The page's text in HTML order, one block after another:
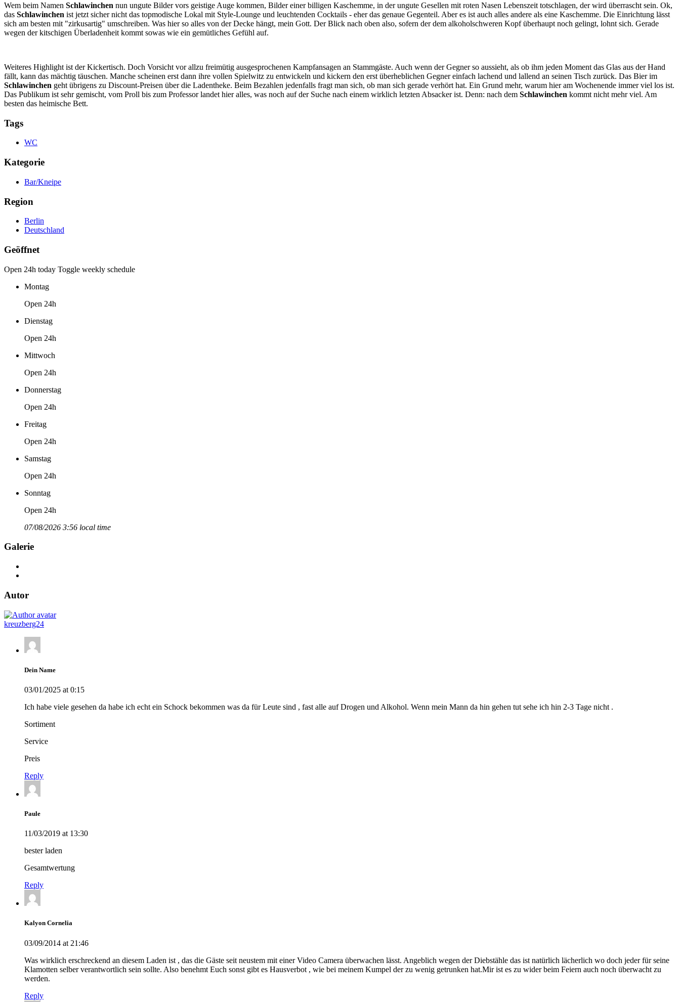
Wem beim Namen Schlawinchen nun ungute Bilder vors geistige Auge kommen, Bilder einer billigen Kaschemme, in der ungute Gesellen mit roten Nasen Lebenszeit totschlagen, der wird überrascht sein. Ok,
das Schlawinchen ist jetzt sicher nicht das topmodische Lokal mit Style-Lounge und leuchtenden Cocktails - eher das genaue Gegenteil. Aber es ist auch alles andere als eine Kaschemme. Die Einrichtung lässt
sich am besten mit "zirkusartig" umschreiben. Was hier so alles von der Decke hängt, mein Gott. Der Blick nach oben also, sofern der dem alkoholschweren Kopf überhaupt noch gelingt, lohnt sich. Gerade
wegen der kitschigen Überladenheit kommt sowas wie ein gemütliches Gefühl auf.
Weiteres Highlight ist der Kickertisch. Doch Vorsicht vor allzu freimütig ausgesprochenen Kampfansagen an Stammgäste. Auch wenn der Gegner so aussieht, als ob ihm jeden Moment das Glas aus der Hand
fällt, kann das mächtig täuschen. Manche scheinen erst dann ihre vollen Spielwitz zu entwickeln und kickern den erst überheblichen Gegner einfach lachend und lallend an seinen Tisch zurück. Das Bier im
Schlawinchen geht übrigens zu Discount-Preisen über die Ladentheke. Beim Bezahlen jedenfalls fragt man sich, ob man sich gerade verhört hat. Ein Grund mehr, warum hier am Wochenende immer viel los ist.
Das Publikum ist sehr gemischt, vom Proll bis zum Professor landet hier alles, was noch auf der Suche nach einem wirklich letzten Absacker ist. Denn: nach dem Schlawinchen kommt nicht mehr viel. Am
besten das heimische Bett.
Tags
WC
Kategorie
Bar/Kneipe
Region
Berlin
Deutschland
Geöffnet
Open 24h today Toggle weekly schedule
Montag
Open 24h
Dienstag
Open 24h
Mittwoch
Open 24h
Donnerstag
Open 24h
Freitag
Open 24h
Samstag
Open 24h
Sonntag
Open 24h
07/08/2026 3:56 local time
Galerie
Autor
kreuzberg24
Dein Name
03/01/2025 at 0:15
Ich habe viele gesehen da habe ich echt ein Schock bekommen was da für Leute sind , fast alle auf Drogen und Alkohol. Wenn mein Mann da hin gehen tut sehe ich hin 2-3 Tage nicht .
Sortiment
Service
Preis
Reply
Paule
11/03/2019 at 13:30
bester laden
Gesamtwertung
Reply
Kalyon Cornelia
03/09/2014 at 21:46
Was wirklich erschreckend an diesem Laden ist , das die Gäste seit neustem mit einer Video Camera überwachen lässt. Angeblich wegen der Diebstähle das ist natürlich lächerlich wo doch jeder für seine
Klamotten selber verantwortlich sein sollte. Also benehmt Euch sonst gibt es Hausverbot , wie bei meinem Kumpel der zu wenig getrunken hat.Mir ist es zu wider beim Feiern auch noch überwacht zu
werden.
Reply